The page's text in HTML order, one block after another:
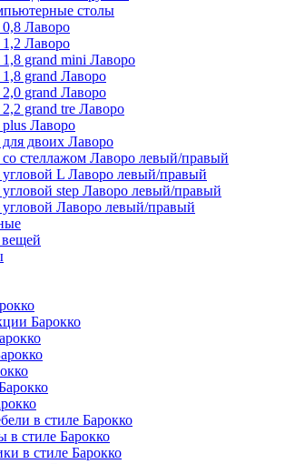
столы
Лаворо
Лаворо
grand mini Лаворо
grand Лаворо
grand Лаворо
grand tre Лаворо
Лаворо
двоих Лаворо
стеллажом Лаворо левый/правый
L Лаворо левый/правый
step Лаворо левый/правый
Лаворо левый/правый
Барокко
в стиле Барокко
в стиле Барокко
в стиле Барокко